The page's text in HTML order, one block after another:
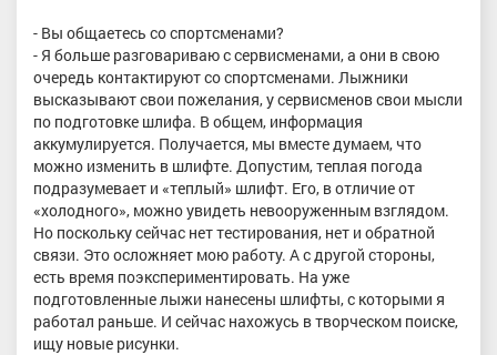
- Вы общаетесь со спортсменами?
- Я больше разговариваю с сервисменами, а они в свою
очередь контактируют со спортсменами. Лыжники
высказывают свои пожелания, у сервисменов свои мысли
по подготовке шлифа. В общем, информация
аккумулируется. Получается, мы вместе думаем, что
можно изменить в шлифте. Допустим, теплая погода
подразумевает и «теплый» шлифт. Его, в отличие от
«холодного», можно увидеть невооруженным взглядом.
Но поскольку сейчас нет тестирования, нет и обратной
связи. Это осложняет мою работу. А с другой стороны,
есть время поэкспериментировать. На уже
подготовленные лыжи нанесены шлифты, с которыми я
работал раньше. И сейчас нахожусь в творческом поиске,
ищу новые рисунки.